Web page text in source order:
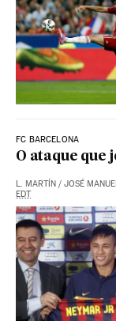
FC BARCELONA
O ataque que
L. MARTÍN / JOSÉ
EDT